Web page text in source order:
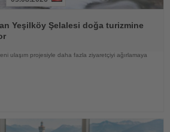
Yeşilköy Şelalesi doğa turizmine
ulaşım projesiyle daha fazla ziyaretçiyi ağırlamaya